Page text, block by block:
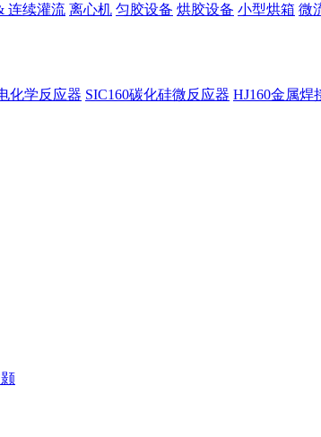
连续灌流 离心机 匀胶设备 烘胶设备 小型烘箱 微
化学反应器 SIC160碳化硅微反应器 HJ160金属焊